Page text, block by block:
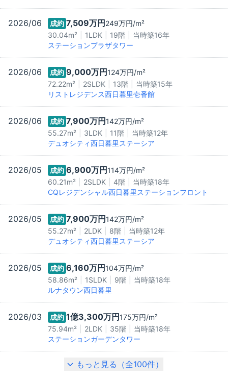
2026/06 成約 7,509万円 249万円/m²
30.04m²
1LDK 19階 当時築16年
ステーションプラザタワー
2026/06 成約 9,000万円124万円/m²
72.22m²
2SLDK 13階 当時築15年
リストレジデンス西日暮里壱番館
2026/06 成約 7,900万円142万円/m²
55.27m²
3LDK 11階 当時築12年
デュオシティ西日暮里ステーシア
2026/05 成約 6,900万円114万円/m²
60.21m²
2SLDK 4階 当時築18年
CQレジデンシャル西日暮里ステーションフロント
2026/05 成約 7,900万円142万円/m²
55.27m²
2LDK 8階 当時築12年
デュオシティ西日暮里ステーシア
2026/05 成約 6,160万円104万円/m²
58.86m²
1SLDK 9階 当時築18年
ルナタウン西日暮里
2026/03 成約 1億3,300万円175万円/m²
75.94m²
2LDK 35階 当時築18年
ステーションガーデンタワー
もっと見る（全100件）